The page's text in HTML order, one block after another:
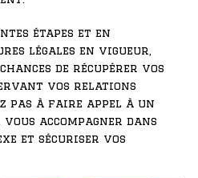
étapes et en
légales en vigueur,
de récupérer vos
vos relations
pas à faire appel à un
accompagner dans
et sécuriser vos